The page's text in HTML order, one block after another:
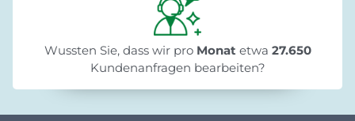
Wussten Sie, dass wir pro Monat etwa 27.650
Kundenanfragen bearbeiten?